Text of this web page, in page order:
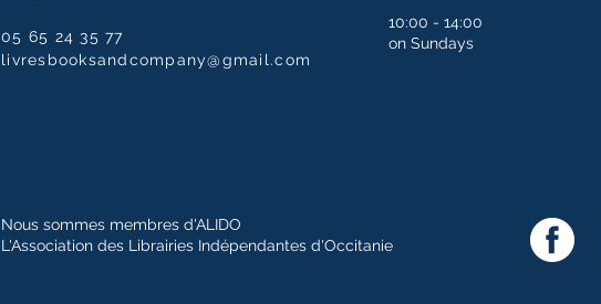
05 65 24 35 77
livresbooksandcompany@gmail.com
10:00 - 14:00
on Sundays
Nous sommes membres d'ALIDO
L'Association des Librairies Indépendantes d'Occitanie